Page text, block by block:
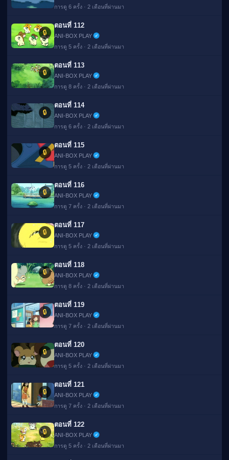
การดู 6 ครั้ง · 2 เดือนที่ผ่านมา
🔒
ตอนที่ 112
ANI-BOX PLAY
การดู 5 ครั้ง · 2 เดือนที่ผ่านมา
🔒
ตอนที่ 113
ANI-BOX PLAY
การดู 8 ครั้ง · 2 เดือนที่ผ่านมา
🔒
ตอนที่ 114
ANI-BOX PLAY
การดู 6 ครั้ง · 2 เดือนที่ผ่านมา
🔒
ตอนที่ 115
ANI-BOX PLAY
การดู 5 ครั้ง · 2 เดือนที่ผ่านมา
🔒
ตอนที่ 116
ANI-BOX PLAY
การดู 7 ครั้ง · 2 เดือนที่ผ่านมา
🔒
ตอนที่ 117
ANI-BOX PLAY
การดู 5 ครั้ง · 2 เดือนที่ผ่านมา
🔒
ตอนที่ 118
ANI-BOX PLAY
การดู 8 ครั้ง · 2 เดือนที่ผ่านมา
🔒
ตอนที่ 119
ANI-BOX PLAY
การดู 7 ครั้ง · 2 เดือนที่ผ่านมา
🔒
ตอนที่ 120
ANI-BOX PLAY
การดู 5 ครั้ง · 2 เดือนที่ผ่านมา
🔒
ตอนที่ 121
ANI-BOX PLAY
การดู 7 ครั้ง · 2 เดือนที่ผ่านมา
🔒
ตอนที่ 122
ANI-BOX PLAY
การดู 5 ครั้ง · 2 เดือนที่ผ่านมา